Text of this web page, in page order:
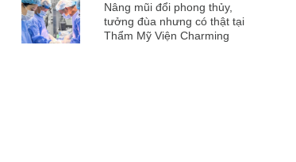
Nâng mũi đổi phong thủy,
tưởng đùa nhưng có thật tại
Thẩm Mỹ Viện Charming